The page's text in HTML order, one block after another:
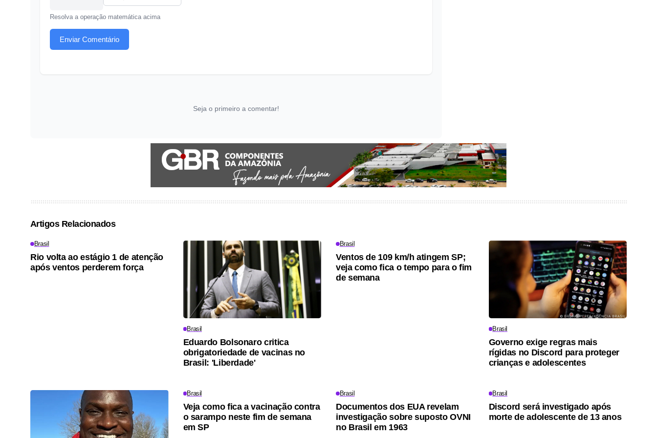
Resolva a operação matemática acima
Enviar Comentário
Seja o primeiro a comentar!
Artigos Relacionados
Brasil
Rio volta ao estágio 1 de atenção
após ventos perderem força
Brasil
Eduardo Bolsonaro critica
obrigatoriedade de vacinas no
Brasil: 'Liberdade'
Brasil
Ventos de 109 km/h atingem SP;
veja como fica o tempo para o fim
de semana
Brasil
Governo exige regras mais
rígidas no Discord para proteger
crianças e adolescentes
Brasil
Veja como fica a vacinação contra
o sarampo neste fim de semana
em SP
Brasil
Documentos dos EUA revelam
investigação sobre suposto OVNI
no Brasil em 1963
Brasil
Discord será investigado após
morte de adolescente de 13 anos